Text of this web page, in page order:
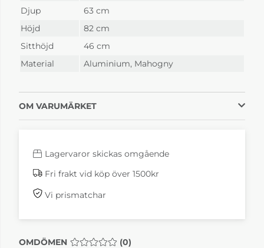
Djup
63 cm
Höjd
82 cm
Sitthöjd
46 cm
Material
Aluminium, Mahogny
OM VARUMÄRKET
Lagervaror skickas omgående
Fri frakt vid köp över 1500kr
Vi prismatchar
OMDÖMEN MEDELBETYG 0 AV 5 ANTAL BETYG 0
(0)